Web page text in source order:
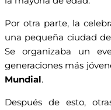
Por otra parte, la
una pequeña ciudad de
Se organizaba un
generaciones más
Mundial.
Después de esto,